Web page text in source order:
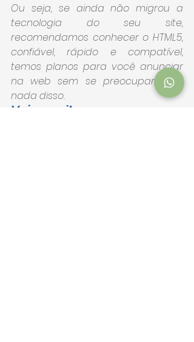
Ou seja, se ainda não migrou a
tecnologia do seu site,
recomendamos conhecer o HTML5,
confiável, rápido e compatível,
temos planos para você anunciar
na web sem se preocupar com
nada disso.
Veja aqui!